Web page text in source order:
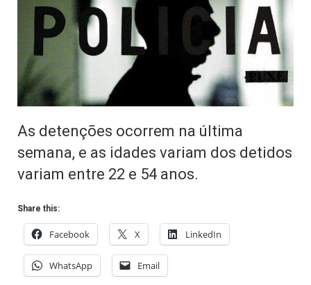
As detenções ocorrem na última
semana, e as idades variam dos detidos
variam entre 22 e 54 anos.
Share this:
Facebook X LinkedIn
WhatsApp Email